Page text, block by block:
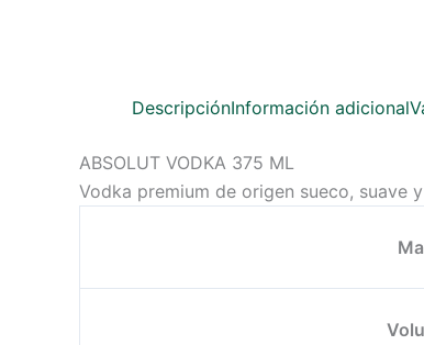
DescripciónInformación adicional
ABSOLUT VODKA 375 ML
Vodka premium de origen sueco,